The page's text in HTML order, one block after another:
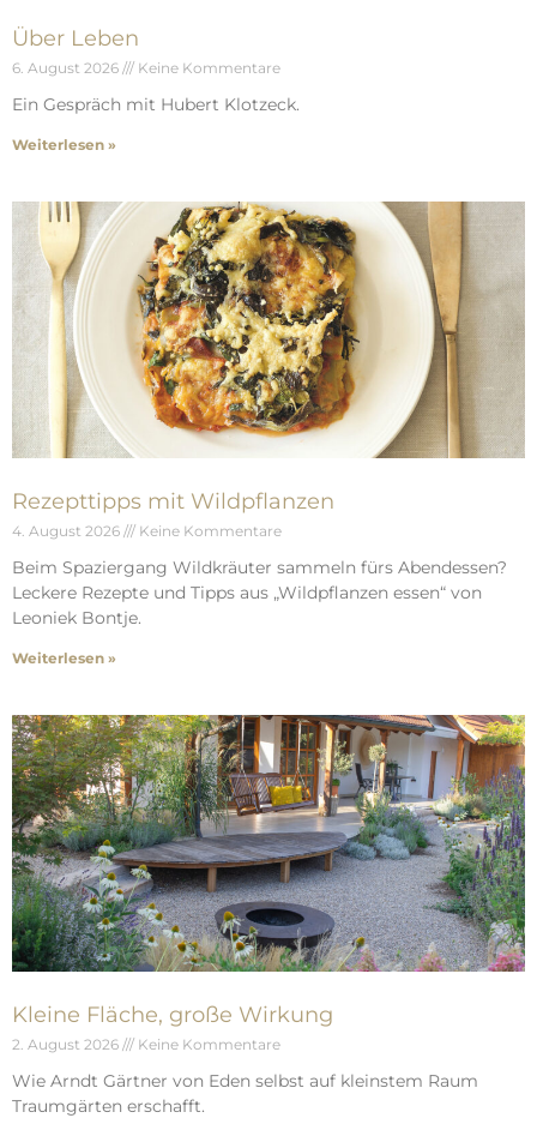
Über Leben
6. August 2026 Keine Kommentare
Ein Gespräch mit Hubert Klotzeck.
Weiterlesen »
Rezepttipps mit Wildpflanzen
4. August 2026 Keine Kommentare
Beim Spaziergang Wildkräuter sammeln fürs Abendessen?
Leckere Rezepte und Tipps aus „Wildpflanzen essen“ von
Leoniek Bontje.
Weiterlesen »
Kleine Fläche, große Wirkung
2. August 2026 Keine Kommentare
Wie Arndt Gärtner von Eden selbst auf kleinstem Raum
Traumgärten erschafft.